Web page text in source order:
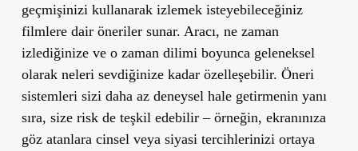
geçmişinizi kullanarak izlemek isteyebileceğiniz
filmlere dair öneriler sunar. Aracı, ne zaman
izlediğinize ve o zaman dilimi boyunca geleneksel
olarak neleri sevdiğinize kadar özelleşebilir. Öneri
sistemleri sizi daha az deneysel hale getirmenin yanı
sıra, size risk de teşkil edebilir – örneğin, ekranınıza
göz atanlara cinsel veya siyasi tercihlerinizi ortaya